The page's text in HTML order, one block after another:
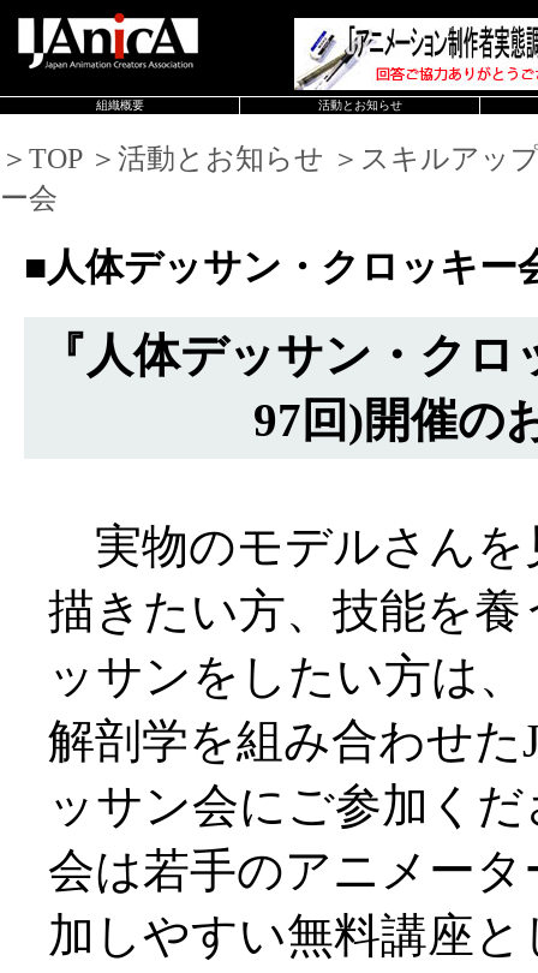
組織概要 活動とお知らせ
＞TOP ＞活動とお知らせ ＞スキルアッ
ー会
■人体デッサン・クロッキー
『人体デッサン・ク
97回)開催の
実物のモデルさんを
描きたい方、技能を
ッサンをしたい方は
解剖学を組み合わせた
ッサン会にご参加く
会は若手のアニメー
加しやすい無料講座